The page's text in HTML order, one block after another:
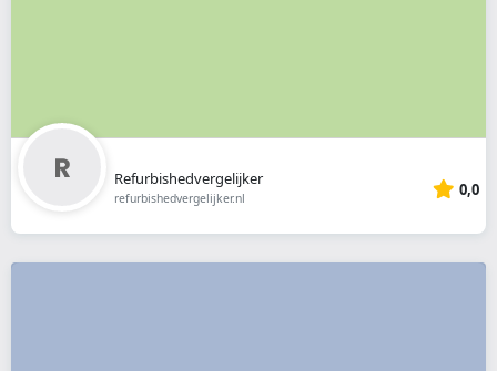
Refurbishedvergelijker
refurbishedvergelijker.nl 0,0